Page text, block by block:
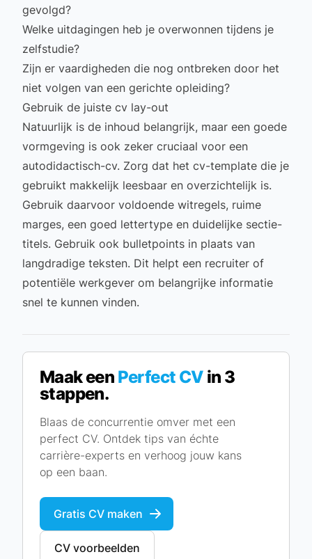
gevolgd?
Welke uitdagingen heb je overwonnen tijdens je
zelfstudie?
Zijn er vaardigheden die nog ontbreken door het
niet volgen van een gerichte opleiding?
Gebruik de juiste cv lay-out
Natuurlijk is de inhoud belangrijk, maar een goede
vormgeving is ook zeker cruciaal voor een
autodidactisch-cv. Zorg dat het cv-template die je
gebruikt makkelijk leesbaar en overzichtelijk is.
Gebruik daarvoor voldoende witregels, ruime
marges, een goed lettertype en duidelijke sectie-
titels. Gebruik ook bulletpoints in plaats van
langdradige teksten. Dit helpt een recruiter of
potentiële werkgever om belangrijke informatie
snel te kunnen vinden.
Maak een Perfect CV in 3
stappen.
Blaas de concurrentie omver met een
perfect CV. Ontdek tips van échte
carrière-experts en verhoog jouw kans
op een baan.
Gratis CV maken
CV voorbeelden